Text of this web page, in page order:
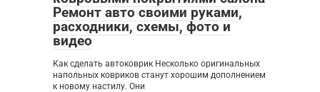
Ремонт авто своими руками,
расходники, схемы, фото и
видео
Как сделать автоковрик Несколько оригинальных
напольных ковриков станут хорошим дополнением
к новому настилу. Они